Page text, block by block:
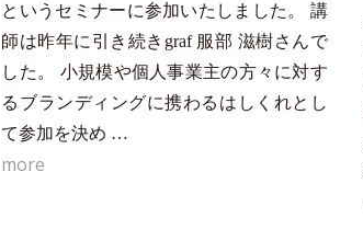
というセミナーに参加いたしました。 講
師は昨年に引き続きgraf 服部 滋樹さんで
した。 小規模や個人事業主の方々に対す
るブランディングに携わるはしくれとし
て参加を決め …
more